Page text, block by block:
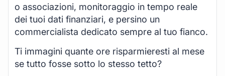
o associazioni, monitoraggio in tempo reale
dei tuoi dati finanziari, e persino un
commercialista dedicato sempre al tuo fianco.
Ti immagini quante ore risparmieresti al mese
se tutto fosse sotto lo stesso tetto?